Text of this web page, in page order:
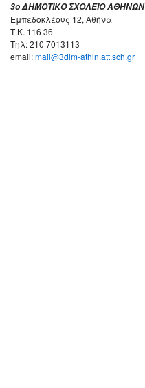
3ο ΔΗΜΟΤΙΚΟ ΣΧΟΛΕΙΟ ΑΘΗΝΩΝ
Εμπεδοκλέους 12, Αθήνα
Τ.Κ. 116 36
Τηλ: 210 7013113
email:mail@3dim-athin.att.sch.gr